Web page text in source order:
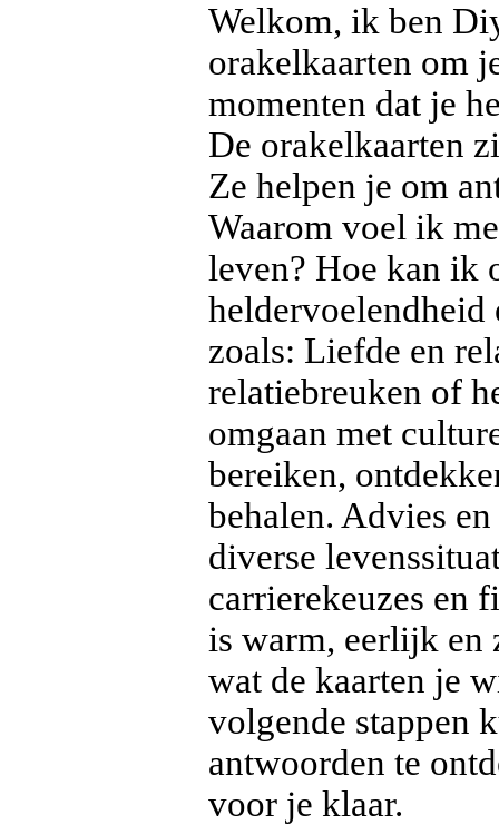
Welkom, ik ben
orakelkaarten om
momenten dat je
De orakelkaarten
Ze helpen je om
Waarom voel ik
leven? Hoe kan ik
heldervoelendheid
zoals: Liefde en
relatiebreuken of
omgaan met
bereiken,
behalen. Advies
diverse
carrierekeuzes en
is warm, eerlijk en
wat de kaarten je
volgende stappen
antwoorden te
voor je klaar.